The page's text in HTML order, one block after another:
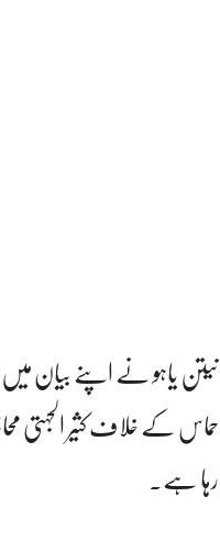
نیتن یاہو نے اپنے بیان
حماس کے خلاف کثیر الجہتی
رہا ہے۔